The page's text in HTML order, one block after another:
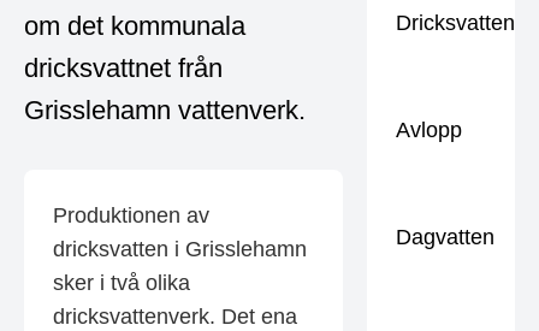
om det kommunala
dricksvattnet från
Grisslehamn vattenverk.
Produktionen av
dricksvatten i Grisslehamn
sker i två olika
dricksvattenverk. Det ena
Dricksvatten
Avlopp
Dagvatten